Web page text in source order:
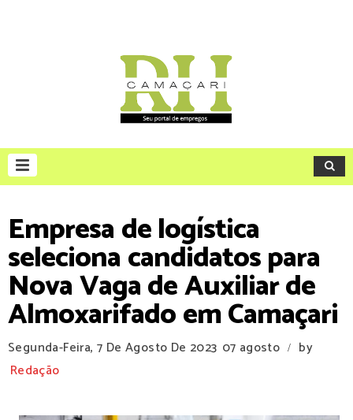
Empresa de logística
seleciona candidatos para
Nova Vaga de Auxiliar de
Almoxarifado em Camaçari
Segunda-Feira, 7 De Agosto De 2023 07 agosto /
by
Redação